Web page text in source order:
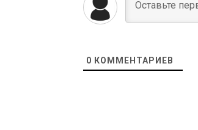
0 КОММЕНТАРИЕВ